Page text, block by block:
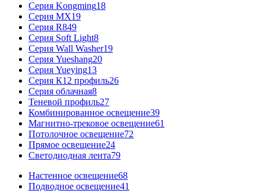
Серия Kongming18
Серия MX19
Серия R849
Серия Soft Light8
Серия Wall Washer19
Серия Yueshang20
Серия Yueying13
Серия К12 профиль26
Серия облачная8
Теневой профиль27
Комбинированное освещение39
Магнитно-трековое освещение61
Потолочное освещение72
Прямое освещение24
Светодиодная лента79
Настенное освещение68
Подводное освещение41